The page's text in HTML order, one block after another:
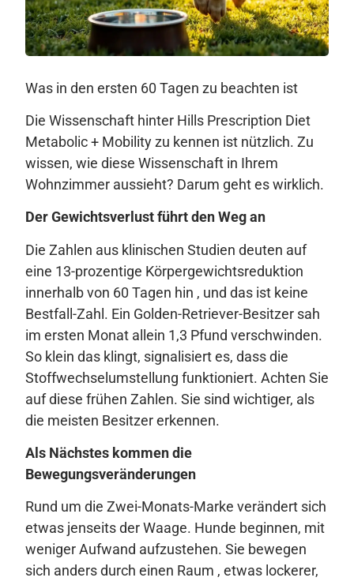
Was in den ersten 60 Tagen zu beachten ist
Die Wissenschaft hinter Hills Prescription Diet
Metabolic + Mobility zu kennen ist nützlich. Zu
wissen, wie diese Wissenschaft in Ihrem
Wohnzimmer aussieht? Darum geht es wirklich.
Der Gewichtsverlust führt den Weg an
Die Zahlen aus klinischen Studien deuten auf
eine 13-prozentige Körpergewichtsreduktion
innerhalb von 60 Tagen hin , und das ist keine
Bestfall-Zahl. Ein Golden-Retriever-Besitzer sah
im ersten Monat allein 1,3 Pfund verschwinden.
So klein das klingt, signalisiert es, dass die
Stoffwechselumstellung funktioniert. Achten Sie
auf diese frühen Zahlen. Sie sind wichtiger, als
die meisten Besitzer erkennen.
Als Nächstes kommen die
Bewegungsveränderungen
Rund um die Zwei-Monats-Marke verändert sich
etwas jenseits der Waage. Hunde beginnen, mit
weniger Aufwand aufzustehen. Sie bewegen
sich anders durch einen Raum , etwas lockerer,